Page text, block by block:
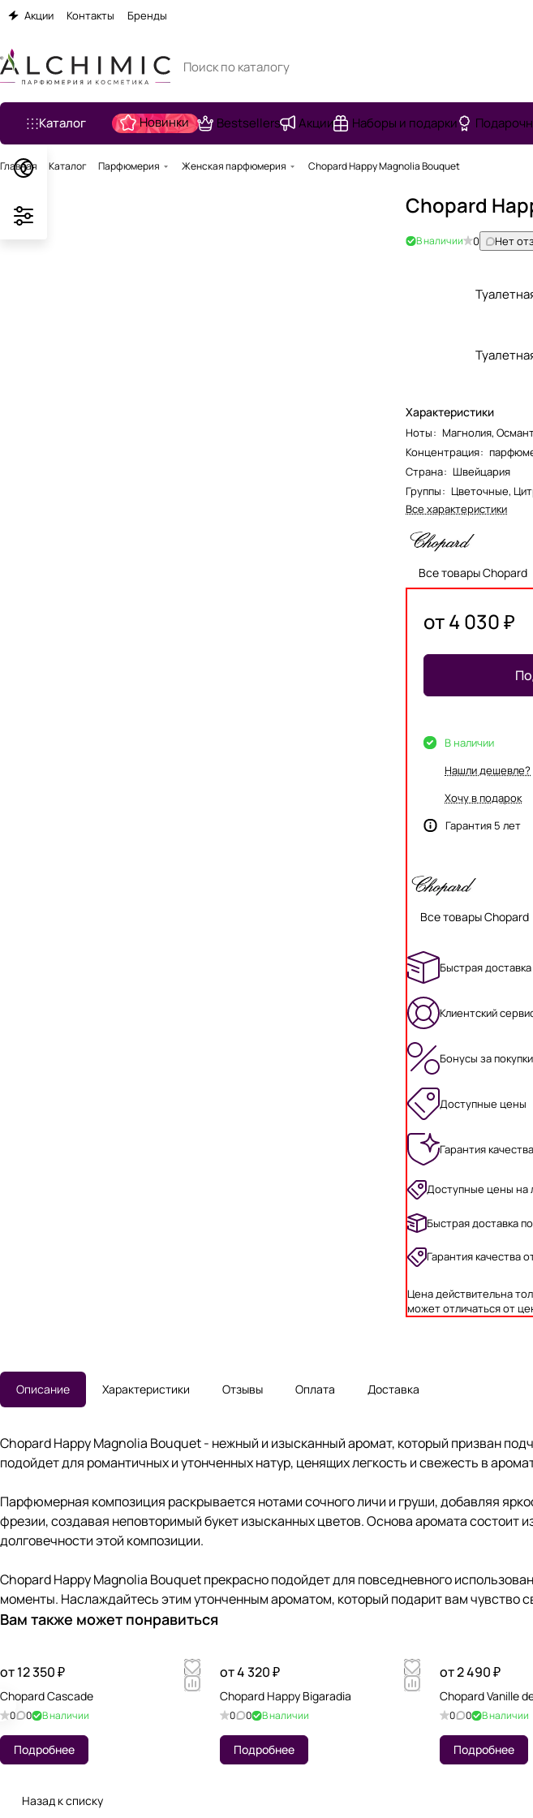
Акции Контакты Бренды
Каталог Новинки Bestsellers Акции Наборы и подарки
Главная Каталог Парфюмерия Женская парфюмерия Chopard Happy Magnolia Bouquet
Chopard
В наличии 0 Нет
Характеристики
Ноты: Магнолия,
Концентрация:
Страна: Швейцария
Группы: Цветочные,
Все характеристики
Все товары Chopard
от 4 030 ₽
В наличии
Нашли дешевле?
Хочу в подарок
Гарантия 5 лет
Все товары Chopard
Быстрая доставка
Клиентский
Бонусы за покупки
Доступные цены
Гарантия качества
Доступные цены на
Быстрая доставка
Гарантия качества
Цена действительна
может отличаться от
Описание Характеристики Отзывы Оплата Доставка
Chopard Happy Magnolia Bouquet - нежный и изысканный аромат, который призван
подойдет для романтичных и утонченных натур, ценящих легкость и свежесть в
Парфюмерная композиция раскрывается нотами сочного личи и груши, добавляя
фрезии, создавая неповторимый букет изысканных цветов. Основа аромата состоит
долговечности этой композиции.
Chopard Happy Magnolia Bouquet прекрасно подойдет для повседневного
моменты. Наслаждайтесь этим утонченным ароматом, который подарит вам чувство
Вам также может понравиться
от 12 350 ₽
Chopard Cascade
0 0 В наличии
Подробнее
от 4 320 ₽
Chopard Happy Bigaradia
0 0 В наличии
Подробнее
от 2 490 ₽
Chopard Vanille
0 0 В наличии
Подробнее
Назад к списку